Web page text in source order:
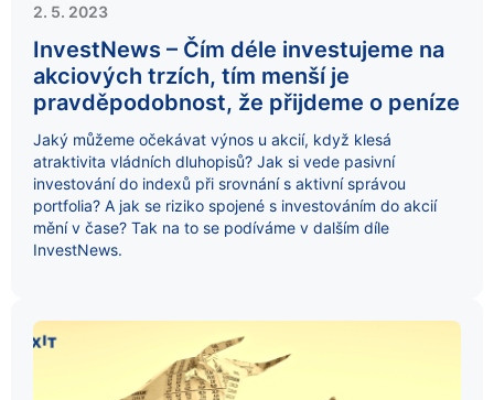
2. 5. 2023
InvestNews – Čím déle investujeme na
akciových trzích, tím menší je
pravděpodobnost, že přijdeme o peníze
Jaký můžeme očekávat výnos u akcií, když klesá
atraktivita vládních dluhopisů? Jak si vede pasivní
investování do indexů při srovnání s aktivní správou
portfolia? A jak se riziko spojené s investováním do akcií
mění v čase? Tak na to se podíváme v dalším díle
InvestNews.